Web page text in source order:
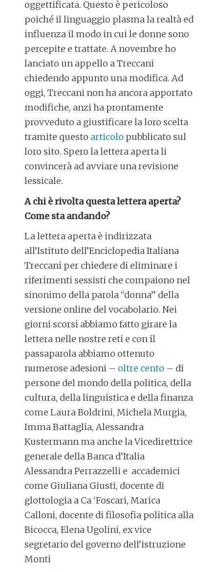
oggettificata. Questo è pericoloso
poiché il linguaggio plasma la realtà ed
influenza il modo in cui le donne sono
percepite e trattate. A novembre ho
lanciato un appello a Treccani
chiedendo appunto una modifica. Ad
oggi, Treccani non ha ancora apportato
modifiche, anzi ha prontamente
provveduto a giustificare la loro scelta
tramite questo articolo pubblicato sul
loro sito. Spero la lettera aperta li
convincerà ad avviare una revisione
lessicale.
A chi è rivolta questa lettera aperta?
Come sta andando?
La lettera aperta è indirizzata
all’Istituto dell’Enciclopedia Italiana
Treccani per chiedere di eliminare i
riferimenti sessisti che compaiono nel
sinonimo della parola “donna” della
versione online del vocabolario. Nei
giorni scorsi abbiamo fatto girare la
lettera nelle nostre reti e con il
passaparola abbiamo ottenuto
numerose adesioni – oltre cento – di
persone del mondo della politica, della
cultura, della linguistica e della finanza
come Laura Boldrini, Michela Murgia,
Imma Battaglia, Alessandra
Kustermann ma anche la Vicedirettrice
generale della Banca d’Italia
Alessandra Perrazzelli e accademici
come Giuliana Giusti, docente di
glottologia a Ca ‘Foscari, Marica
Calloni, docente di filosofia politica alla
Bicocca, Elena Ugolini, ex vice
segretario del governo dell’istruzione
Monti